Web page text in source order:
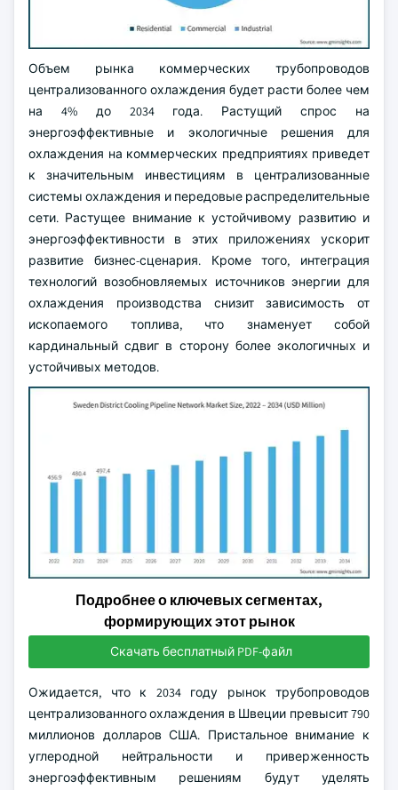
Объем рынка коммерческих трубопроводов
централизованного охлаждения будет расти более чем
на 4% до 2034 года. Растущий спрос на
энергоэффективные и экологичные решения для
охлаждения на коммерческих предприятиях приведет
к значительным инвестициям в централизованные
системы охлаждения и передовые распределительные
сети. Растущее внимание к устойчивому развитию и
энергоэффективности в этих приложениях ускорит
развитие бизнес-сценария. Кроме того, интеграция
технологий возобновляемых источников энергии для
охлаждения производства снизит зависимость от
ископаемого топлива, что знаменует собой
кардинальный сдвиг в сторону более экологичных и
устойчивых методов.
Подробнее о ключевых сегментах,
формирующих этот рынок
Скачать бесплатный PDF-файл
Ожидается, что к 2034 году рынок трубопроводов
централизованного охлаждения в Швеции превысит 790
миллионов долларов США. Пристальное внимание к
углеродной нейтральности и приверженность
энергоэффективным решениям будут уделять